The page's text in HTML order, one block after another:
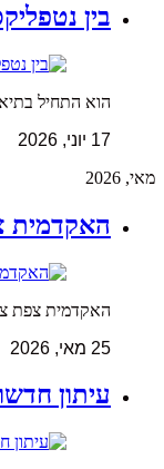
בין
הוא התחיל
17 יוני, 2026
מאי, 2026
האקדמית
האקדמית צפת
25 מאי, 2026
עיתון